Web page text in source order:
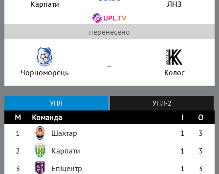
Карпати ЛНЗ
перенесено
Чорноморець – Колос
УПЛ УПЛ-2
М Команда І
О
1
Шахтар 1
3
2
Карпати 1
3
3
Епіцентр 1
3